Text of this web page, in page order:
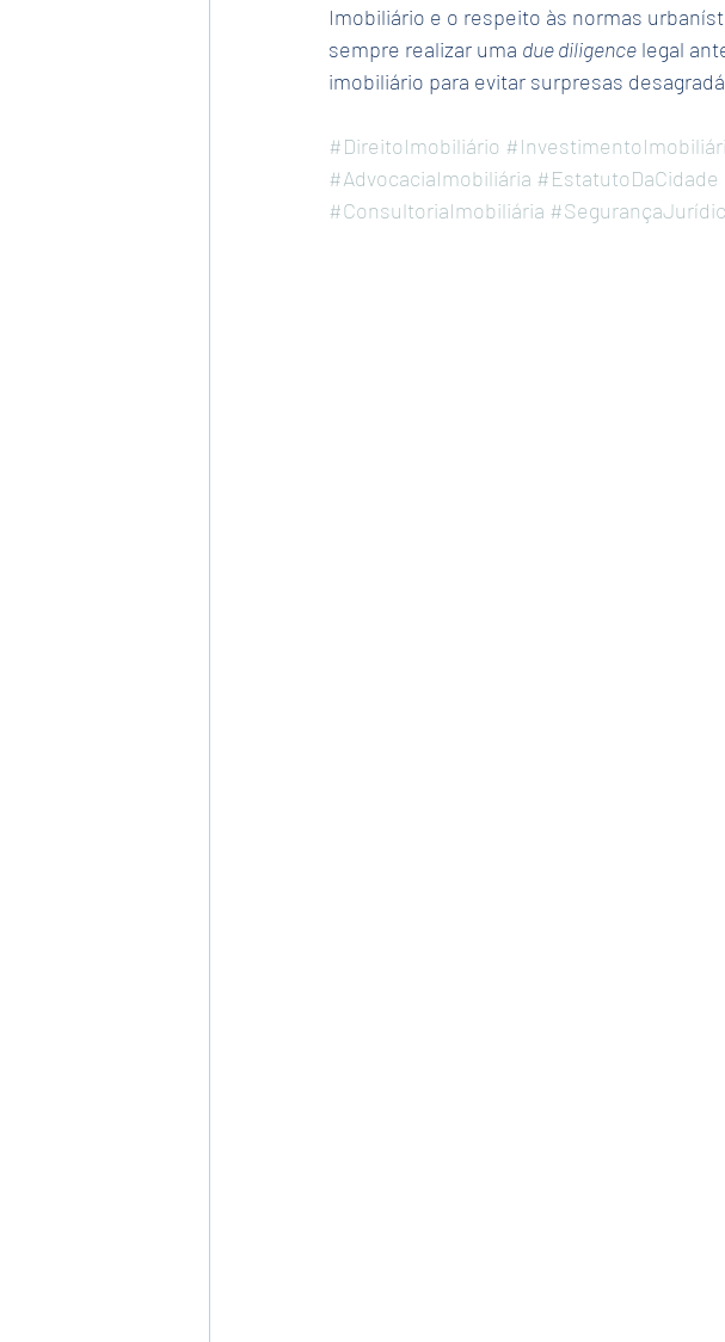
Imobiliário e o respeito às normas
sempre realizar uma due diligence legal
imobiliário para evitar surpresas
#DireitoImobiliário
#AdvocaciaImobiliária #EstatutoDaCidade
#ConsultoriaImobiliária